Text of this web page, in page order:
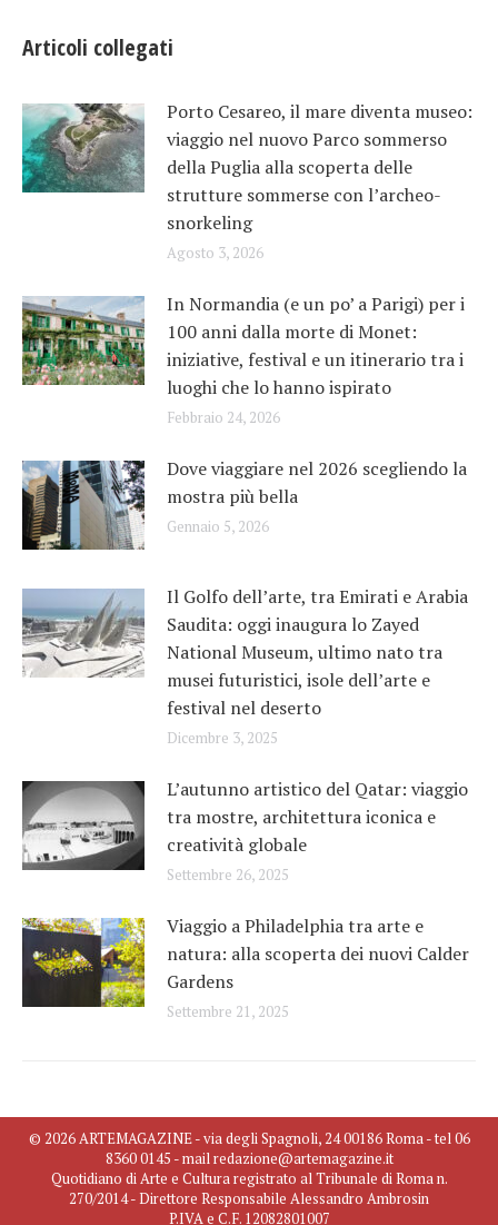
Articoli collegati
Porto Cesareo, il mare diventa museo:
viaggio nel nuovo Parco sommerso
della Puglia alla scoperta delle
strutture sommerse con l’archeo-
snorkeling
Agosto 3, 2026
In Normandia (e un po’ a Parigi) per i
100 anni dalla morte di Monet:
iniziative, festival e un itinerario tra i
luoghi che lo hanno ispirato
Febbraio 24, 2026
Dove viaggiare nel 2026 scegliendo la
mostra più bella
Gennaio 5, 2026
Il Golfo dell’arte, tra Emirati e Arabia
Saudita: oggi inaugura lo Zayed
National Museum, ultimo nato tra
musei futuristici, isole dell’arte e
festival nel deserto
Dicembre 3, 2025
L’autunno artistico del Qatar: viaggio
tra mostre, architettura iconica e
creatività globale
Settembre 26, 2025
Viaggio a Philadelphia tra arte e
natura: alla scoperta dei nuovi Calder
Gardens
Settembre 21, 2025
© 2026 ARTEMAGAZINE - via degli Spagnoli, 24 00186 Roma - tel 06
8360 0145 - mail redazione@artemagazine.it
Quotidiano di Arte e Cultura registrato al Tribunale di Roma n.
270/2014 - Direttore Responsabile Alessandro Ambrosin
P.IVA e C.F. 12082801007